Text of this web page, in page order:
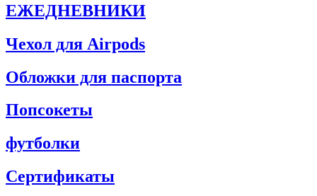
ЕЖЕДНЕВНИКИ
Чехол для Airpods
Обложки для паспорта
Попсокеты
футболки
Сертификаты